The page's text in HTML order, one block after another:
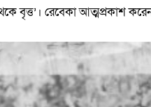
বৃত্ত’। রেবেকা আত্মপ্রকাশ